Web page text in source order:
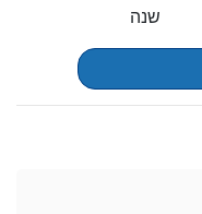
שנה